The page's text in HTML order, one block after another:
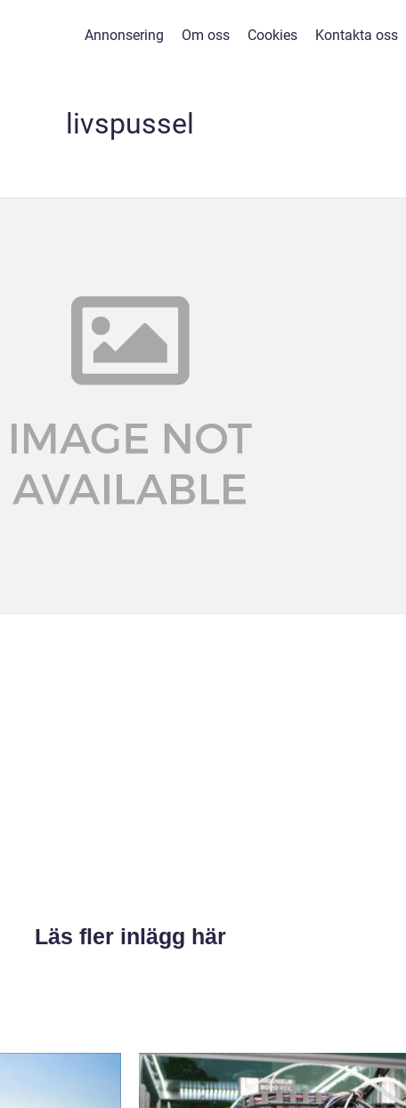
Annonsering Om oss Cookies Kontakta oss
livspussel
Läs fler inlägg här